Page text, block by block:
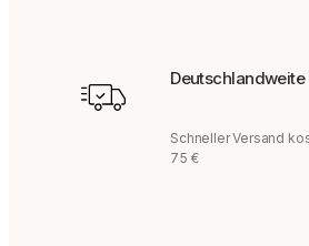
Schneller Versand
75 €